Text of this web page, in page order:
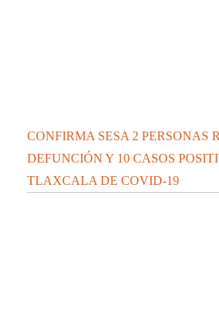
Tren amputa las piernas y
Teolocholco